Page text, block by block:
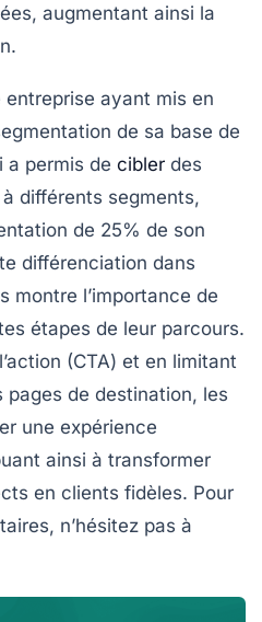
augmentant ainsi la
entreprise ayant mis en
de sa base de
a permis de cibler des
différents segments,
de 25% de son
différenciation dans
montre l’importance de
étapes de leur parcours.
(CTA) et en limitant
pages de destination, les
une expérience
ainsi à transformer
en clients fidèles. Pour
n’hésitez pas à